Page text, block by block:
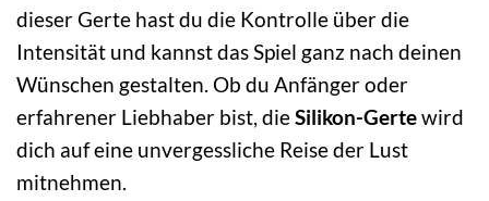
dieser Gerte hast du die Kontrolle über die
Intensität und kannst das Spiel ganz nach deinen
Wünschen gestalten. Ob du Anfänger oder
erfahrener Liebhaber bist, dieSilikon-Gertewird
dich auf eine unvergessliche Reise der Lust
mitnehmen.